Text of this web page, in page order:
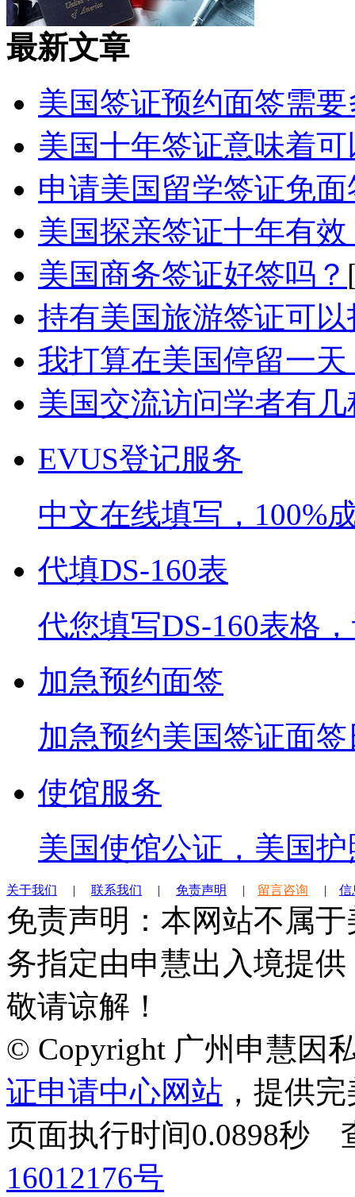
最新文章
美国签证预约面签需
美国十年签证意味着
申请美国留学签证免
美国探亲签证十年有
美国商务签证好签吗？
持有美国旅游签证可
我打算在美国停留一
美国交流访问学者有
EVUS登记服务
中文在线填写，100%
代填DS-160表
代您填写DS-160表格
加急预约面签
加急预约美国签证面
使馆服务
美国使馆公证，美国
关于我们 | 联系我们 | 免责声明 | 留言咨询 | 信
免责声明：本网站不属
务指定由申慧出入境提
敬请谅解！
© Copyright 广州申慧因
证申请中心网站 ，提供
页面执行时间0.0898
16012176号